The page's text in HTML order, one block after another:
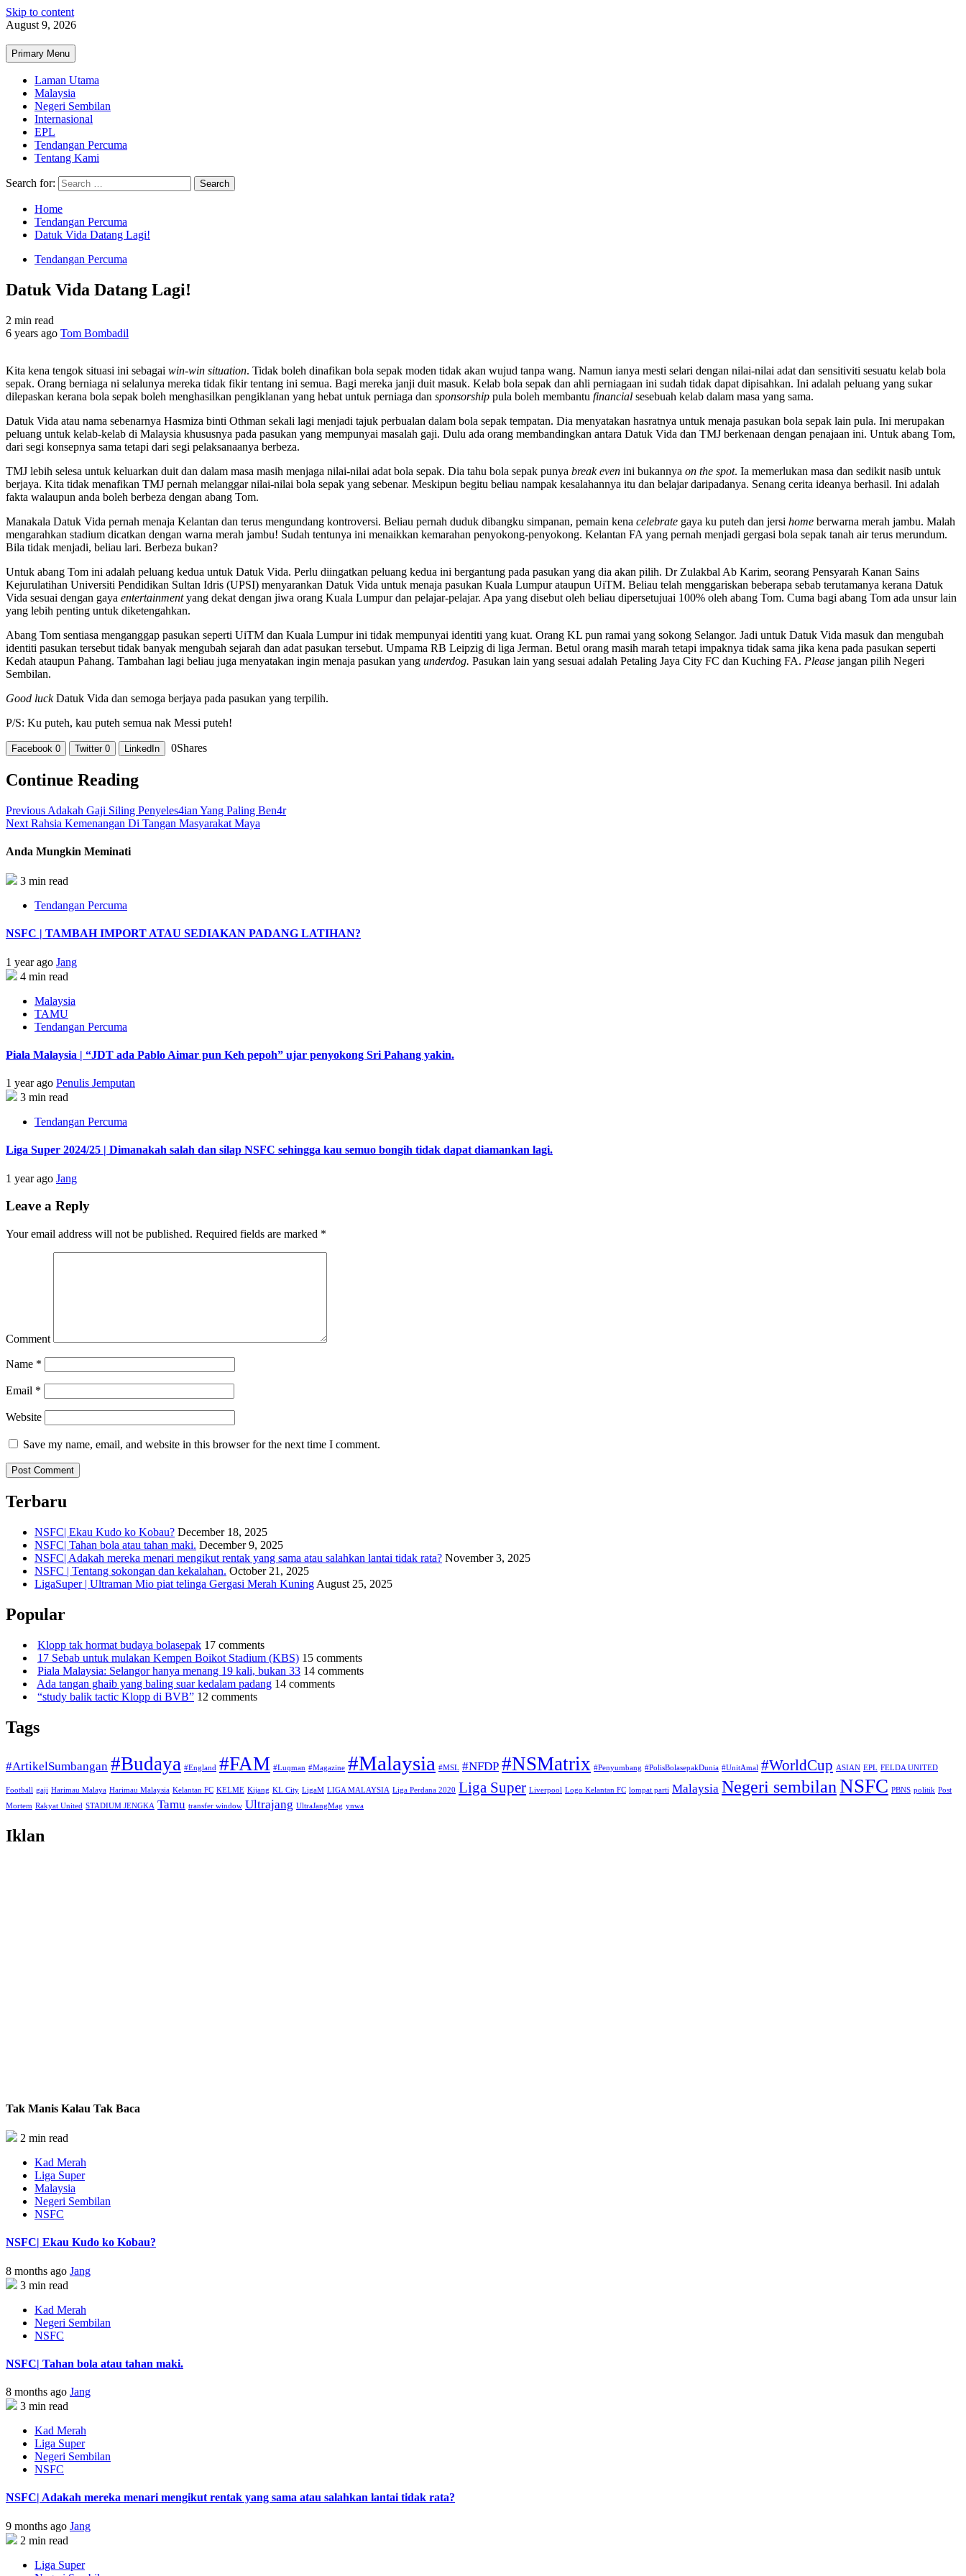
Skip to content
August 9, 2026
Primary Menu
Laman Utama
Malaysia
Negeri Sembilan
Internasional
EPL
Tendangan Percuma
Tentang Kami
Search for:
Home
Tendangan Percuma
Datuk Vida Datang Lagi!
Tendangan Percuma
Datuk Vida Datang Lagi!
2 min read
6 years ago Tom Bombadil
Kita kena tengok situasi ini sebagai win-win situation. Tidak boleh dinafikan bola sepak moden tidak akan wujud tanpa wang. Namun ianya mesti selari dengan nilai-nilai adat dan sensitiviti sesuatu kelab bola
sepak. Orang berniaga ni selalunya mereka tidak fikir tentang ini semua. Bagi mereka janji duit masuk. Kelab bola sepak dan ahli perniagaan ini sudah tidak dapat dipisahkan. Ini adalah peluang yang sukar
dilepaskan kerana bola sepak boleh menghasilkan pengiklanan yang hebat untuk perniaga dan sponsorship pula boleh membantu financial sesebuah kelab dalam masa yang sama.
Datuk Vida atau nama sebenarnya Hasmiza binti Othman sekali lagi menjadi tajuk perbualan dalam bola sepak tempatan. Dia menyatakan hasratnya untuk menaja pasukan bola sepak lain pula. Ini merupakan
peluang untuk kelab-kelab di Malaysia khususnya pada pasukan yang mempunyai masalah gaji. Dulu ada orang membandingkan antara Datuk Vida dan TMJ berkenaan dengan penajaan ini. Untuk abang Tom,
dari segi konsepnya sama tetapi dari segi pelaksanaanya berbeza.
TMJ lebih selesa untuk keluarkan duit dan dalam masa masih menjaga nilai-nilai adat bola sepak. Dia tahu bola sepak punya break even ini bukannya on the spot. Ia memerlukan masa dan sedikit nasib untuk
berjaya. Kita tidak menafikan TMJ pernah melanggar nilai-nilai bola sepak yang sebenar. Meskipun begitu beliau nampak kesalahannya itu dan belajar daripadanya. Senang cerita ideanya berhasil. Ini adalah
fakta walaupun anda boleh berbeza dengan abang Tom.
Manakala Datuk Vida pernah menaja Kelantan dan terus mengundang kontroversi. Beliau pernah duduk dibangku simpanan, pemain kena celebrate gaya ku puteh dan jersi home berwarna merah jambu. Malah
mengarahkan stadium dicatkan dengan warna merah jambu! Sudah tentunya ini menaikkan kemarahan penyokong-penyokong. Kelantan FA yang pernah menjadi gergasi bola sepak tanah air terus merundum.
Bila tidak menjadi, beliau lari. Berbeza bukan?
Untuk abang Tom ini adalah peluang kedua untuk Datuk Vida. Perlu diingatkan peluang kedua ini bergantung pada pasukan yang dia akan pilih. Dr Zulakbal Ab Karim, seorang Pensyarah Kanan Sains
Kejurulatihan Universiti Pendidikan Sultan Idris (UPSI) menyarankan Datuk Vida untuk menaja pasukan Kuala Lumpur ataupun UiTM. Beliau telah menggariskan beberapa sebab terutamanya kerana Datuk
Vida sesuai dengan gaya entertainmentyang dekat dengan jiwa orang Kuala Lumpur dan pelajar-pelajar. Apa yang disebut oleh beliau dipersetujuai 100% oleh abang Tom. Cuma bagi abang Tom ada unsur lain
yang lebih penting untuk diketengahkan.
Abang Tom sentiasa menganggap pasukan seperti UiTM dan Kuala Lumpur ini tidak mempunyai identiti yang kuat. Orang KL pun ramai yang sokong Selangor. Jadi untuk Datuk Vida masuk dan mengubah
identiti pasukan tersebut tidak banyak mengubah sejarah dan adat pasukan tersebut. Umpama RB Leipzig di liga Jerman. Betul orang masih marah tetapi impaknya tidak sama jika kena pada pasukan seperti
Kedah ataupun Pahang. Tambahan lagi beliau juga menyatakan ingin menaja pasukan yang underdog. Pasukan lain yang sesuai adalah Petaling Jaya City FC dan Kuching FA. Please jangan pilih Negeri
Sembilan.
Good luckDatuk Vida dan semoga berjaya pada pasukan yang terpilih.
P/S: Ku puteh, kau puteh semua nak Messi puteh!
Facebook 0 Twitter 0 LinkedIn 0Shares
Continue Reading
Previous Adakah Gaji Siling Penyeles4ian Yang Paling Ben4r
Next Rahsia Kemenangan Di Tangan Masyarakat Maya
Anda Mungkin Meminati
3 min read
Tendangan Percuma
NSFC | TAMBAH IMPORT ATAU SEDIAKAN PADANG LATIHAN?
1 year ago Jang
4 min read
Malaysia
TAMU
Tendangan Percuma
Piala Malaysia | “JDT ada Pablo Aimar pun Keh pepoh” ujar penyokong Sri Pahang yakin.
1 year ago Penulis Jemputan
3 min read
Tendangan Percuma
Liga Super 2024/25 | Dimanakah salah dan silap NSFC sehingga kau semuo bongih tidak dapat diamankan lagi.
1 year ago Jang
Leave a Reply
Your email address will not be published. Required fields are marked *
Comment
Name *
Email *
Website
Save my name, email, and website in this browser for the next time I comment.
Terbaru
NSFC| Ekau Kudo ko Kobau? December 18, 2025
NSFC| Tahan bola atau tahan maki. December 9, 2025
NSFC| Adakah mereka menari mengikut rentak yang sama atau salahkan lantai tidak rata? November 3, 2025
NSFC | Tentang sokongan dan kekalahan. October 21, 2025
LigaSuper | Ultraman Mio piat telinga Gergasi Merah Kuning August 25, 2025
Popular
Klopp tak hormat budaya bolasepak 17 comments
17 Sebab untuk mulakan Kempen Boikot Stadium (KBS) 15 comments
Piala Malaysia: Selangor hanya menang 19 kali, bukan 33 14 comments
Ada tangan ghaib yang baling suar kedalam padang 14 comments
“study balik tactic Klopp di BVB” 12 comments
Tags
#ArtikelSumbangan #Budaya #England #FAM #Luqman #Magazine #Malaysia #MSL #NFDP #NSMatrix #Penyumbang #PolisBolasepakDunia #UnitAmal #WorldCup ASIAN EPL FELDA UNITED
Football gaji Harimau Malaya Harimau Malaysia Kelantan FC KELME Kijang KL City LigaM LIGA MALAYSIA Liga Perdana 2020 Liga Super Liverpool Logo Kelantan FC lompat parti Malaysia Negeri sembilanNSFC PBNS politik Post
Mortem Rakyat United STADIUM JENGKA Tamu transfer window Ultrajang UltraJangMag ynwa
Iklan
Tak Manis Kalau Tak Baca
2 min read
Kad Merah
Liga Super
Malaysia
Negeri Sembilan
NSFC
NSFC| Ekau Kudo ko Kobau?
8 months ago Jang
3 min read
Kad Merah
Negeri Sembilan
NSFC
NSFC| Tahan bola atau tahan maki.
8 months ago Jang
3 min read
Kad Merah
Liga Super
Negeri Sembilan
NSFC
NSFC| Adakah mereka menari mengikut rentak yang sama atau salahkan lantai tidak rata?
9 months ago Jang
2 min read
Liga Super